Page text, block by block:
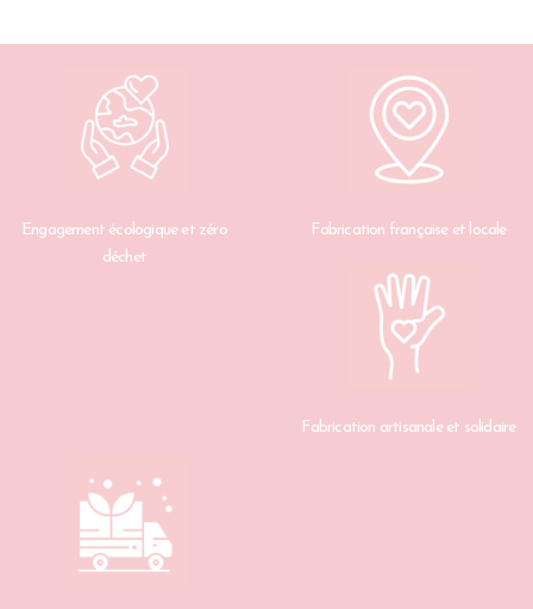
Engagement écologique et zéro
déchet
Fabrication française et locale
Fabrication artisanale et solidaire